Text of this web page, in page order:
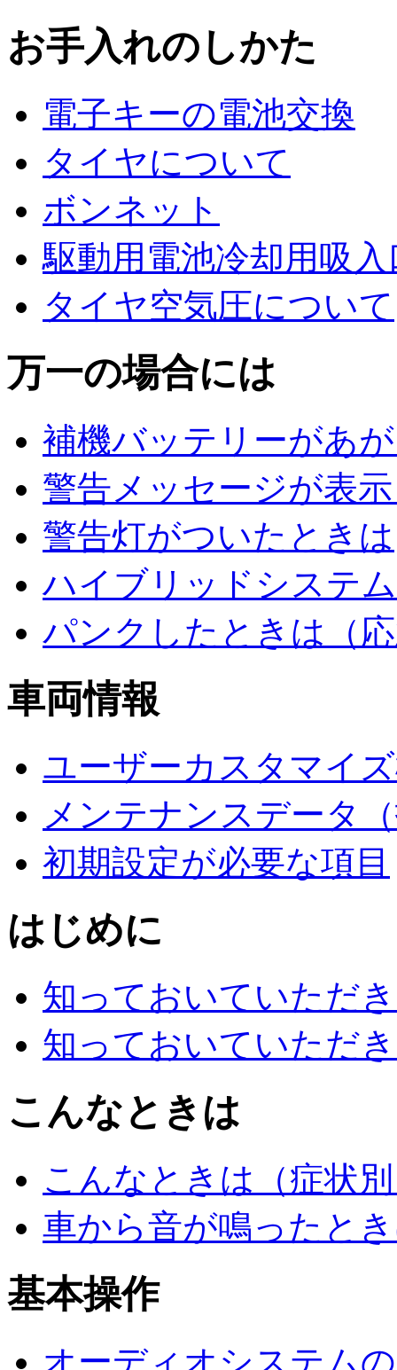
お手入れのしかた
電子キーの電池交換
タイヤについて
ボンネット
駆動用電池冷却用吸
タイヤ空気圧について
万一の場合には
補機バッテリーがあ
警告メッセージが表
警告灯がついたときは
ハイブリッドシステ
パンクしたときは（
車両情報
ユーザーカスタマイ
メンテナンスデータ
初期設定が必要な項目
はじめに
知っておいていただ
知っておいていただ
こんなときは
こんなときは（症状
車から音が鳴ったと
基本操作
オーディオシステム